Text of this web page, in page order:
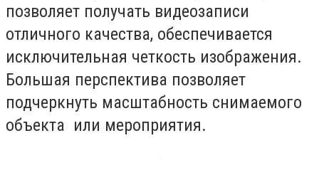
позволяет получать видеозаписи
отличного качества, обеспечивается
исключительная четкость изображения.
Большая перспектива позволяет
подчеркнуть масштабность снимаемого
объекта или мероприятия.